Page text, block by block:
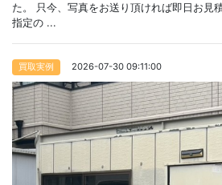
た。 只今、写真をお送り頂ければ即日お見
指定の ...
買取実例 2026-07-30 09:11:00